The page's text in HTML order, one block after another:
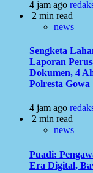
4 jam ago
2 min read
news
Sengketa
Laporan
Dokumen, 4
Polresta Gowa
4 jam ago
2 min read
news
Puadi:
Era Digital,